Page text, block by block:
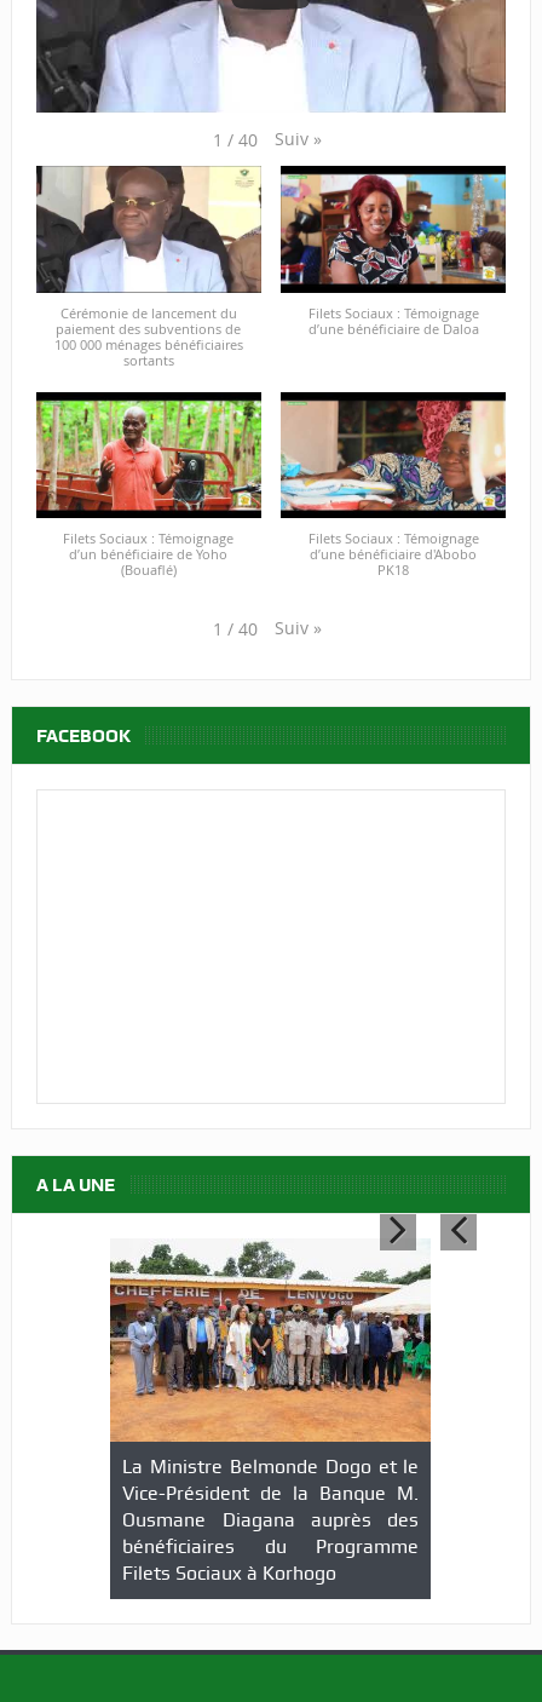
1 / 40 Suiv »
Cérémonie de lancement du
paiement des subventions de
100 000 ménages bénéficiaires
sortants
Filets Sociaux : Témoignage
d’une bénéficiaire de Daloa
Filets Sociaux : Témoignage
d’un bénéficiaire de Yoho
(Bouaflé)
Filets Sociaux : Témoignage
d’une bénéficiaire d'Abobo
PK18
1 / 40 Suiv »
FACEBOOK
A LA UNE
La Ministre Belmonde Dogo et le
Vice-Président de la Banque M.
Ousmane Diagana auprès des
bénéficiaires du Programme
Filets Sociaux à Korhogo